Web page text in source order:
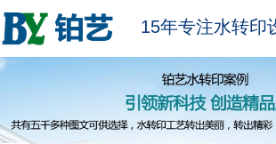
15年专注水转印